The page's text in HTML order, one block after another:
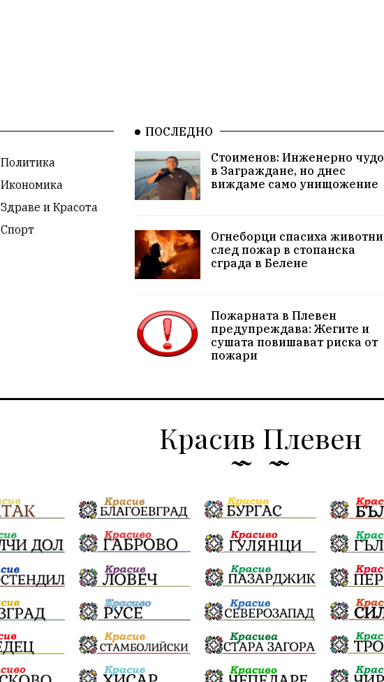
Политика
Икономика
Здраве и Красота
Спорт
ПОСЛЕДНО
Стоименов: Инженерно чудо
в Заграждане, но днес
виждаме само унищожение
Огнеборци спасиха животни
след пожар в стопанска
сграда в Белене
Пожарната в Плевен
предупреждава: Жегите и
сушата повишават риска от
пожари
Красив Плевен